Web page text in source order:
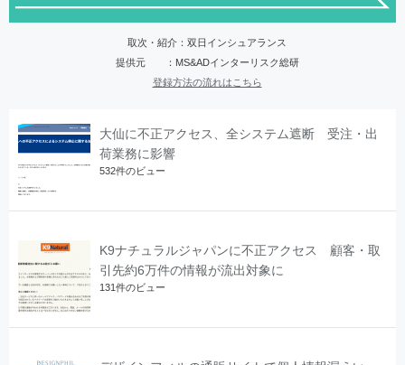
取次・紹介：双日インシュアランス
提供元 ：MS&ADインターリスク総研
登録方法の流れはこちら
大仙に不正アクセス、全システム遮断 受注・出
荷業務に影響
532件のビュー
K9ナチュラルジャパンに不正アクセス 顧客・取
引先約6万件の情報が流出対象に
131件のビュー